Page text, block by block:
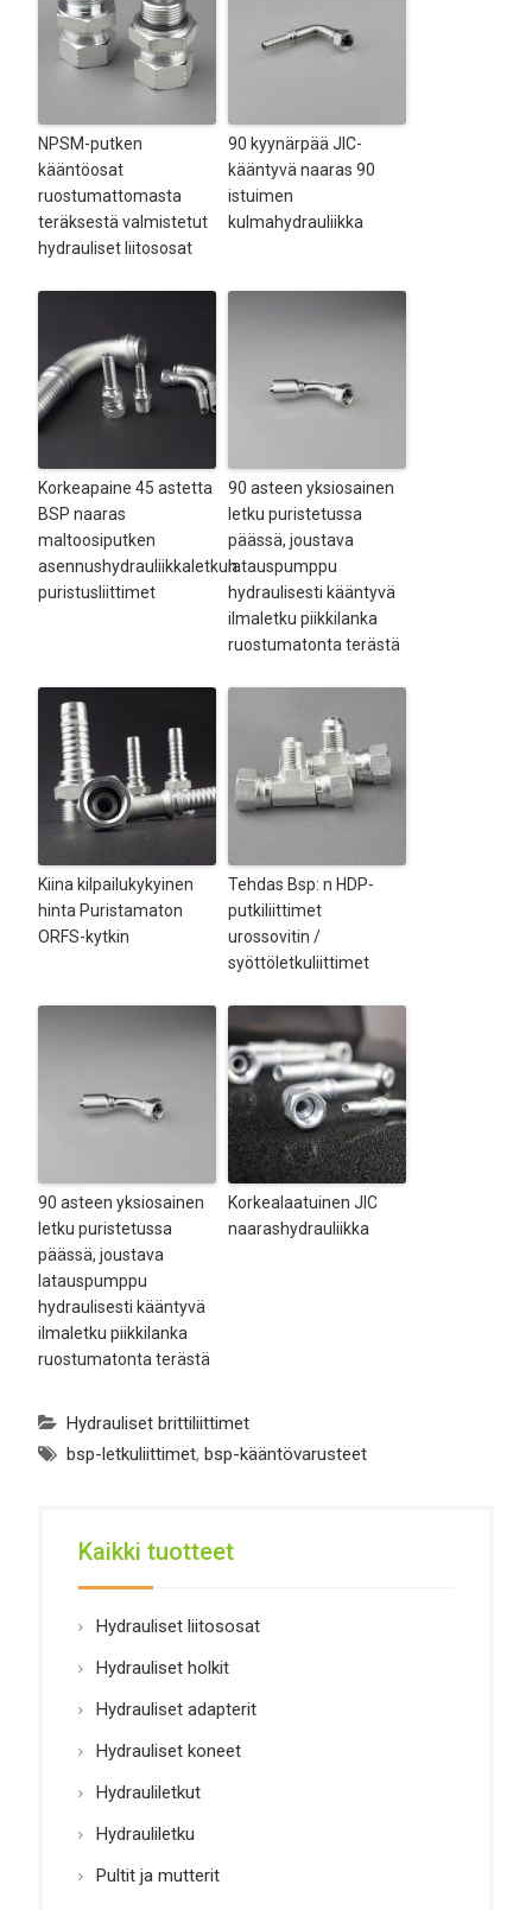
NPSM-putken
kääntöosat
ruostumattomasta
teräksestä valmistetut
hydrauliset liitososat
90 kyynärpää JIC-
kääntyvä naaras 90
istuimen
kulmahydrauliikka
Korkeapaine 45 astetta
BSP naaras
maltoosiputken
asennushydrauliikkaletkun
puristusliittimet
90 asteen yksiosainen
letku puristetussa
päässä, joustava
latauspumppu
hydraulisesti kääntyvä
ilmaletku piikkilanka
ruostumatonta terästä
Kiina kilpailukykyinen
hinta Puristamaton
ORFS-kytkin
Tehdas Bsp: n HDP-
putkiliittimet
urossovitin /
syöttöletkuliittimet
90 asteen yksiosainen
letku puristetussa
päässä, joustava
latauspumppu
hydraulisesti kääntyvä
ilmaletku piikkilanka
ruostumatonta terästä
Korkealaatuinen JIC
naarashydrauliikka
Hydrauliset brittiliittimet
bsp-letkuliittimet, bsp-kääntövarusteet
Kaikki tuotteet
Hydrauliset liitososat
Hydrauliset holkit
Hydrauliset adapterit
Hydrauliset koneet
Hydrauliletkut
Hydrauliletku
Pultit ja mutterit